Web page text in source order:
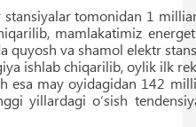
tomonidan 1
mamlakatimiz
quyosh va shamol elektr
ishlab chiqarilib, oylik ilk
esa may oyidagidan 142
yillardagi o‘sish